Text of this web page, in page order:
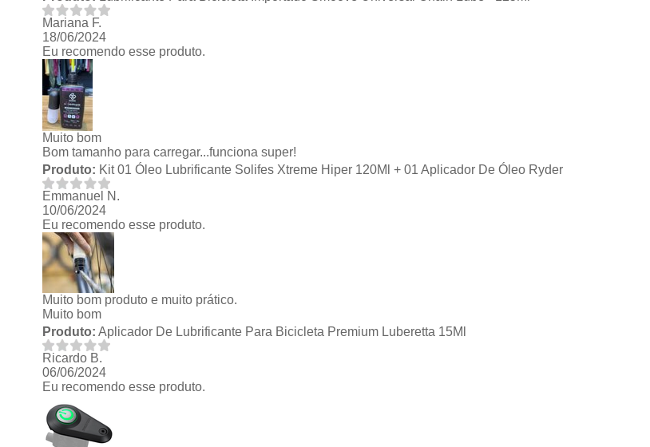
Mariana F.
18/06/2024
Eu recomendo esse produto.
Muito bom
Bom tamanho para carregar...funciona super!
Produto: Kit 01 Óleo Lubrificante Solifes Xtreme Hiper 120Ml + 01 Aplicador De Óleo Ryder
Emmanuel N.
10/06/2024
Eu recomendo esse produto.
Muito bom produto e muito prático.
Muito bom
Produto: Aplicador De Lubrificante Para Bicicleta Premium Luberetta 15Ml
Ricardo B.
06/06/2024
Eu recomendo esse produto.